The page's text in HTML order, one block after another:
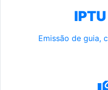
Emissão de guia,